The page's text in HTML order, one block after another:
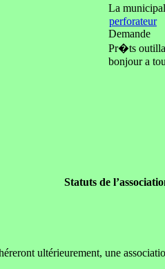
La
perforateur
Demande
Pr�ts
bonjour a
Statuts de
ultérieurement, une